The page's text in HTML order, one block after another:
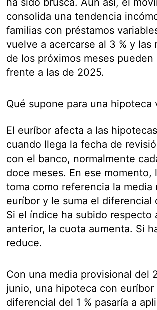
consolida una tendencia
familias con préstamos
vuelve a acercarse al 3 % y las
de los próximos meses pueden
frente a las de 2025.
Qué supone para una hipoteca
El euríbor afecta a las
cuando llega la fecha de
con el banco, normalmente
doce meses. En ese momento,
toma como referencia la media
euríbor y le suma el diferencial
Si el índice ha subido respecto
anterior, la cuota aumenta. Si
reduce.
Con una media provisional del
junio, una hipoteca con euríbor
diferencial del 1 % pasaría a